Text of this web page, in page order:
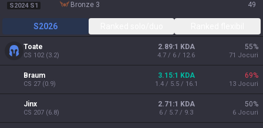
S2024 S1 bronze 3 49
S2026
Toate
CS 102(3.2)
2.89:1 KDA
4.7 / 6 / 12.6
55%
71 Jocuri
Braum
CS 27 (0.9)
3.15:1 KDA
1.4 / 5.5 / 16.1
69%
13 Jocuri
Jinx
CS 207 (6.8)
2.71:1 KDA
6 / 5.7 / 9.3
50%
6 Jocuri